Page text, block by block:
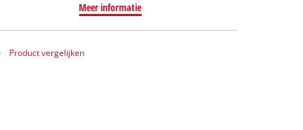
Meer informatie
Product vergelijken